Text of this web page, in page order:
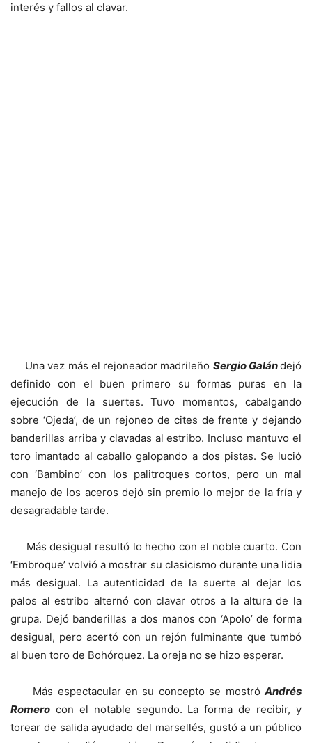
interés y fallos al clavar.
Una vez más el rejoneador madrileño Sergio Galándejó
definido con el buen primero su formas puras en la
ejecución de la suertes. Tuvo momentos, cabalgando
sobre ‘Ojeda’, de un rejoneo de cites de frente y dejando
banderillas arriba y clavadas al estribo. Incluso mantuvo el
toro imantado al caballo galopando a dos pistas. Se lució
con ‘Bambino’ con los palitroques cortos, pero un mal
manejo de los aceros dejó sin premio lo mejor de la fría y
desagradable tarde.
Más desigual resultó lo hecho con el noble cuarto. Con
‘Embroque’ volvió a mostrar su clasicismo durante una lidia
más desigual. La autenticidad de la suerte al dejar los
palos al estribo alternó con clavar otros a la altura de la
grupa. Dejó banderillas a dos manos con ‘Apolo’ de forma
desigual, pero acertó con un rejón fulminante que tumbó
al buen toro de Bohórquez. La oreja no se hizo esperar.
Más espectacular en su concepto se mostró Andrés
Romero con el notable segundo. La forma de recibir, y
torear de salida ayudado del marsellés, gustó a un público